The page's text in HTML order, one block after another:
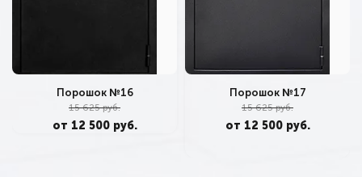
Порошок №16
15 625 руб.
от 12 500 руб.
Порошок №17
15 625 руб.
от 12 500 руб.